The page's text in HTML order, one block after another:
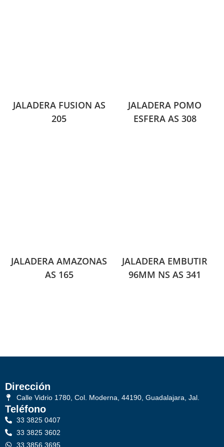
JALADERA FUSION AS
205
JALADERA POMO
ESFERA AS 308
JALADERA AMAZONAS
AS 165
JALADERA EMBUTIR
96MM NS AS 341
Dirección
Calle Vidrio 1780, Col. Moderna, 44190, Guadalajara, Jal.
Teléfono
33 3825 0407
33 3825 3602
33 3856 3695